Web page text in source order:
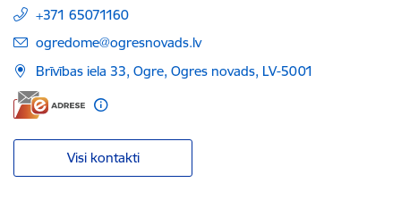
+371 65071160
E-pasts:
ogredome@ogresnovads.lv
Brīvības iela 33, Ogre, Ogres novads, LV-5001
Visi kontakti